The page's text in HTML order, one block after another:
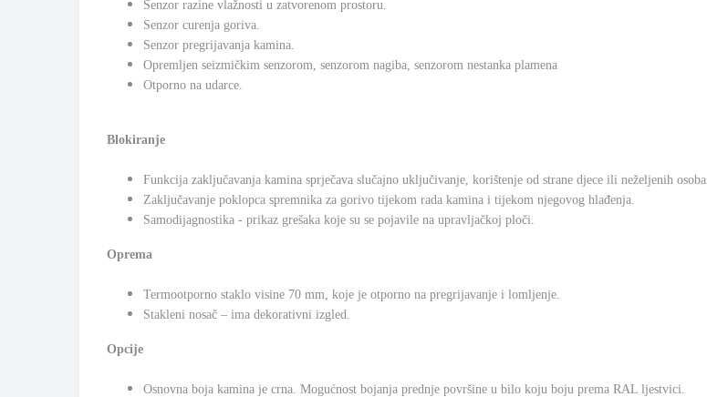
Senzor razine vlažnosti u zatvorenom prostoru.
Senzor curenja goriva.
Senzor pregrijavanja kamina.
Opremljen seizmičkim senzorom, senzorom nagiba, senzorom nestanka plamena
Otporno na udarce.
Blokiranje
Funkcija zaključavanja kamina sprječava slučajno uključivanje, korištenje od strane djece ili neželjenih osoba.
Zaključavanje poklopca spremnika za gorivo tijekom rada kamina i tijekom njegovog hlađenja.
Samodijagnostika - prikaz grešaka koje su se pojavile na upravljačkoj ploči.
Oprema
Termootporno staklo visine 70 mm, koje je otporno na pregrijavanje i lomljenje.
Stakleni nosač – ima dekorativni izgled.
Opcije
Osnovna boja kamina je crna. Mogućnost bojanja prednje površine u bilo koju boju prema RAL ljestvici.